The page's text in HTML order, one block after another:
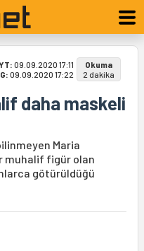
09.09.2020 17:11
09.09.2020 17:22
Okuma
2 dakika
daha maskeli
Maria
muhalif figür olan
götürüldüğü